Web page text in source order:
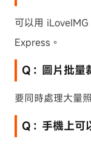
可以用 iLoveIMG
Express。
Q：圖片批量
要同時處理大量
Q：手機上可